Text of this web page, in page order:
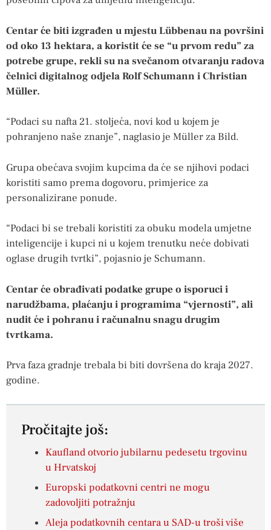
Centar će biti izgrađen u mjestu Lübbenau na površini
od oko 13 hektara, a koristit će se “u prvom redu” za
potrebe grupe, rekli su na svečanom otvaranju radova
čelnici digitalnog odjela Rolf Schumann i Christian
Müller.
“Podaci su nafta 21. stoljeća, novi kod u kojem je
pohranjeno naše znanje”, naglasio je Müller za Bild.
Grupa obećava svojim kupcima da će se njihovi podaci
koristiti samo prema dogovoru, primjerice za
personalizirane ponude.
“Podaci bi se trebali koristiti za obuku modela umjetne
inteligencije i kupci ni u kojem trenutku neće dobivati
oglase drugih tvrtki”, pojasnio je Schumann.
Centar će obrađivati podatke grupe o isporuci i
narudžbama, plaćanju i programima “vjernosti”, ali
nudit će i pohranu i računalnu snagu drugim
tvrtkama.
Prva faza gradnje trebala bi biti dovršena do kraja 2027.
godine.
Pročitajte još:
Kaufland otvorio jubilarnu pedesetu trgovinu
u Hrvatskoj
Europski podatkovni centri ne mogu
zadovoljiti potražnju
Aleja podatkovnih centara u SAD-u troši više